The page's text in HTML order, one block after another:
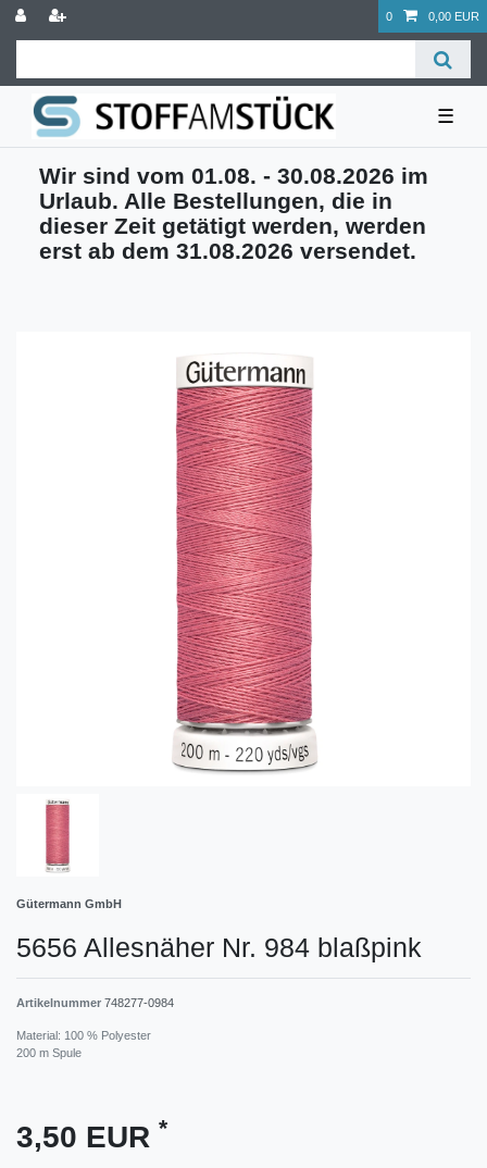
0 0,00 EUR
☰
Wir sind vom 01.08. - 30.08.2026 im
Urlaub. Alle Bestellungen, die in
dieser Zeit getätigt werden, werden
erst ab dem 31.08.2026 versendet.
Gütermann GmbH
5656 Allesnäher Nr. 984 blaßpink
Artikelnummer 748277-0984
Material: 100 % Polyester
200 m Spule
3,50 EUR *